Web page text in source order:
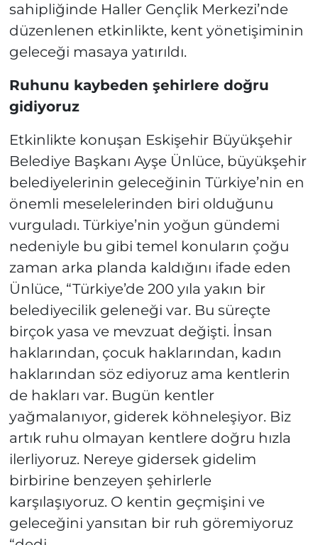
sahipliğinde Haller Gençlik Merkezi’nde
düzenlenen etkinlikte, kent yönetişiminin
geleceği masaya yatırıldı.
Ruhunu kaybeden şehirlere doğru
gidiyoruz
Etkinlikte konuşan Eskişehir Büyükşehir
Belediye Başkanı Ayşe Ünlüce, büyükşehir
belediyelerinin geleceğinin Türkiye’nin en
önemli meselelerinden biri olduğunu
vurguladı. Türkiye’nin yoğun gündemi
nedeniyle bu gibi temel konuların çoğu
zaman arka planda kaldığını ifade eden
Ünlüce, “Türkiye’de 200 yıla yakın bir
belediyecilik geleneği var. Bu süreçte
birçok yasa ve mevzuat değişti. İnsan
haklarından, çocuk haklarından, kadın
haklarından söz ediyoruz ama kentlerin
de hakları var. Bugün kentler
yağmalanıyor, giderek köhneleşiyor. Biz
artık ruhu olmayan kentlere doğru hızla
ilerliyoruz. Nereye gidersek gidelim
birbirine benzeyen şehirlerle
karşılaşıyoruz. O kentin geçmişini ve
geleceğini yansıtan bir ruh göremiyoruz